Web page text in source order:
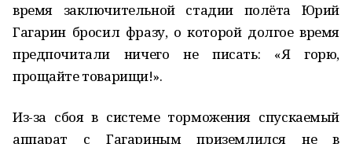
время заключительной стадии полёта Юрий
Гагарин бросил фразу, о которой долгое время
предпочитали ничего не писать: «Я горю,
прощайте товарищи!».
Из-за сбоя в системе торможения спускаемый
аппарат с Гагариным приземлился не в